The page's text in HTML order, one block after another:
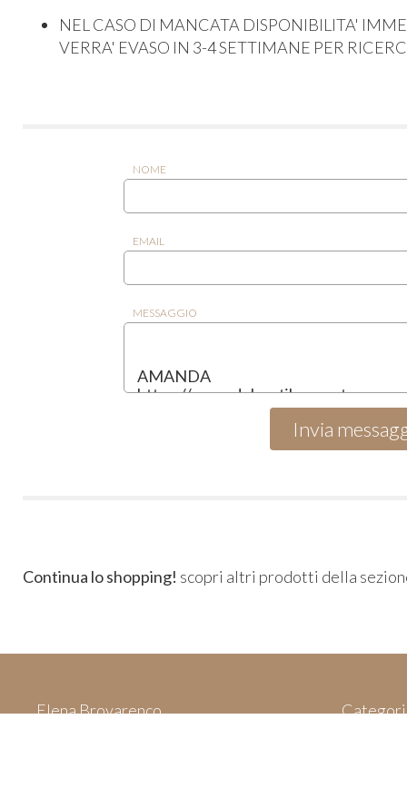
NEL CASO DI MANCATA DISPONIBILITA'
VERRA' EVASO IN 3-4 SETTIMANE PER
NOME
EMAIL
MESSAGGIO
Continua lo shopping! scopri altri prodotti della
Elena Brovarenco